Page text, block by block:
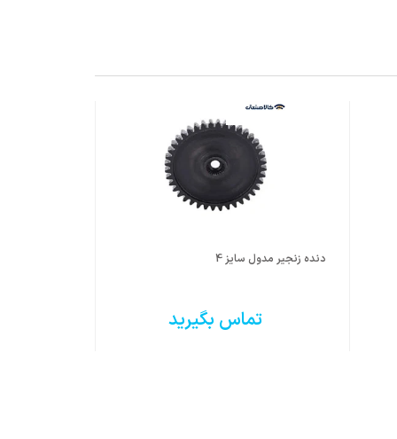
دنده زنجیر مدول سایز 4
تماس بگیرید